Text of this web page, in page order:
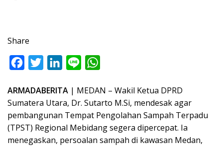
Share
c
e
b
o
i
e
n
k
e
d
n
e
a
t
A
ARMADABERITA | MEDAN – Wakil Ketua DPRD
Sumatera Utara, Dr. Sutarto M.Si, mendesak agar
pembangunan Tempat Pengolahan Sampah Terpadu
(TPST) Regional Mebidang segera dipercepat. Ia
menegaskan, persoalan sampah di kawasan Medan,